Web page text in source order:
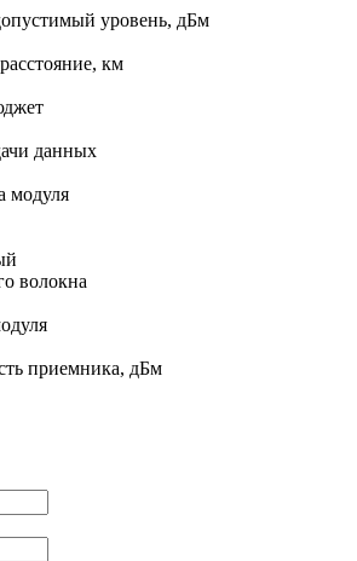
уровень, дБм
км
данных
модуля
волокна
приемника, дБм